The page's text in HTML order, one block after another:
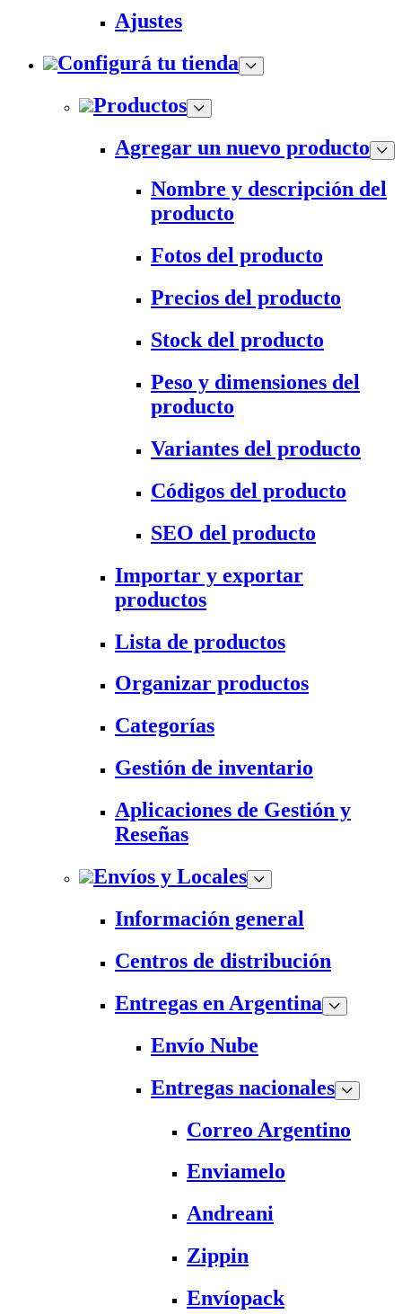
Ajustes
Configurá tu tienda
Productos
Agregar un nuevo producto
Nombre y descripción del
producto
Fotos del producto
Precios del producto
Stock del producto
Peso y dimensiones del
producto
Variantes del producto
Códigos del producto
SEO del producto
Importar y exportar
productos
Lista de productos
Organizar productos
Categorías
Gestión de inventario
Aplicaciones de Gestión y
Reseñas
Envíos y Locales
Información general
Centros de distribución
Entregas en Argentina
Envío Nube
Entregas nacionales
Correo Argentino
Enviamelo
Andreani
Zippin
Envíopack